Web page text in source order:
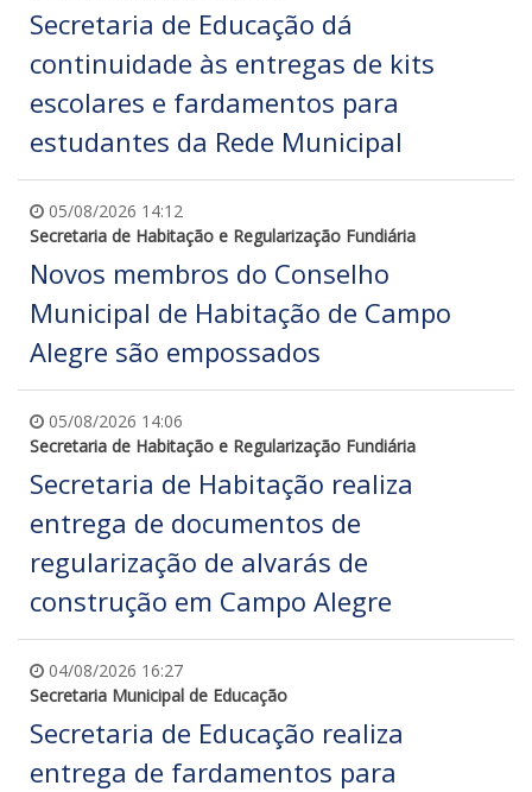
Secretaria de Educação dá
continuidade às entregas de kits
escolares e fardamentos para
estudantes da Rede Municipal
05/08/2026 14:12
Secretaria de Habitação e Regularização Fundiária
Novos membros do Conselho
Municipal de Habitação de Campo
Alegre são empossados
05/08/2026 14:06
Secretaria de Habitação e Regularização Fundiária
Secretaria de Habitação realiza
entrega de documentos de
regularização de alvarás de
construção em Campo Alegre
04/08/2026 16:27
Secretaria Municipal de Educação
Secretaria de Educação realiza
entrega de fardamentos para